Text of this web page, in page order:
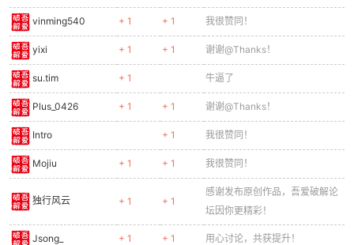
vinming540 + 1 + 1 我很赞同！
yixi + 1 + 1 谢谢@Thanks！
su.tim + 1 牛逼了
Plus_0426 + 1 + 1 谢谢@Thanks！
Intro + 1 我很赞同！
Mojiu + 1 + 1 我很赞同！
独行风云 + 1 + 1
感谢发布原创作品，吾爱破解论
坛因你更精彩！
Jsong_ + 1 + 1 用心讨论，共获提升！